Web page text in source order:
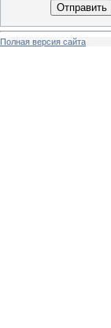
Отправить
Полная версия сайта